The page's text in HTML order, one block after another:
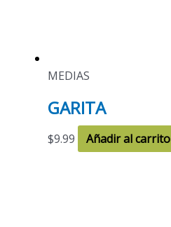
MEDIAS
GARITA
$9.99 Añadir al carrito